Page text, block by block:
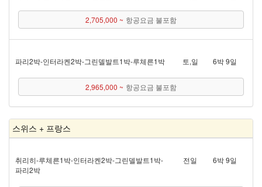
2,705,000 ~ 항공요금 불포함
파리 2박 - 인터라켄 2박 - 그린델발트 1박 - 루체른 1박 토,일 6박 9일
2,965,000 ~ 항공요금 불포함
스위스 + 프랑스
취리히 - 루체른 1박 - 인터라켄 2박 - 그린델발트 1박 -
파리 2박
전일 6박 9일